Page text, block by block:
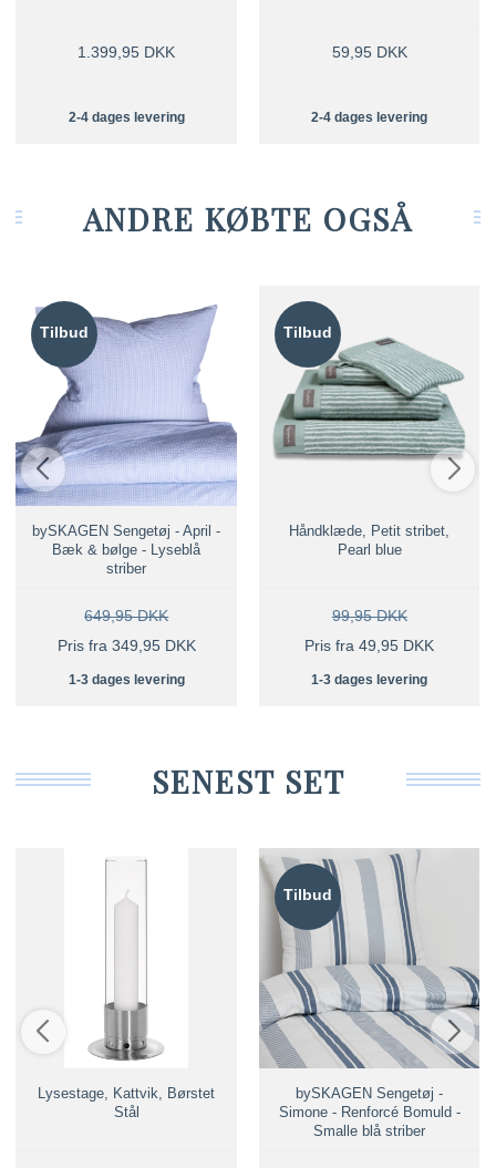
1.399,95 DKK
2-4 dages levering
59,95 DKK
2-4 dages levering
ANDRE KØBTE OGSÅ
Tilbud
bySKAGEN Sengetøj - April -
Bæk & bølge - Lyseblå
striber
649,95 DKK
Pris fra 349,95 DKK
1-3 dages levering
Tilbud
Håndklæde, Petit stribet,
Pearl blue
99,95 DKK
Pris fra 49,95 DKK
1-3 dages levering
SENEST SET
Lysestage, Kattvik, Børstet
Stål
Tilbud
bySKAGEN Sengetøj -
Simone - Renforcé Bomuld -
Smalle blå striber